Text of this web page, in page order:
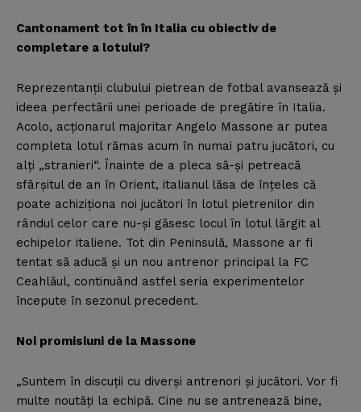
Cantonament tot în în Italia cu obiectiv de
completare a lotului?
Reprezentanţii clubului pietrean de fotbal avansează şi
ideea perfectării unei perioade de pregătire în Italia.
Acolo, acţionarul majoritar Angelo Massone ar putea
completa lotul rămas acum în numai patru jucători, cu
alţi „stranieri“. Înainte de a pleca să-şi petreacă
sfârşitul de an în Orient, italianul lăsa de înţeles că
poate achiziţiona noi jucători în lotul pietrenilor din
rândul celor care nu-şi găsesc locul în lotul lărgit al
echipelor italiene. Tot din Peninsulă, Massone ar fi
tentat să aducă şi un nou antrenor principal la FC
Ceahlăul, continuând astfel seria experimentelor
începute în sezonul precedent.
Noi promisiuni de la Massone
„Suntem în discuţii cu diverşi antrenori şi jucători. Vor fi
multe noutăţi la echipă. Cine nu se antrenează bine,